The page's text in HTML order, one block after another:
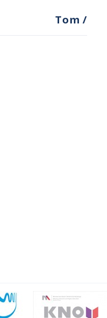
Tom/